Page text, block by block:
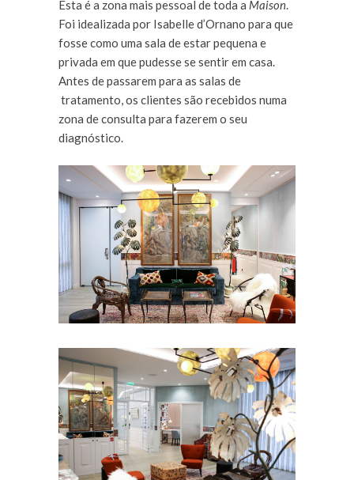
Esta é a zona mais pessoal de toda a Maison.
Foi idealizada por Isabelle d’Ornano para que
fosse como uma sala de estar pequena e
privada em que pudesse se sentir em casa.
Antes de passarem para as salas de
tratamento, os clientes são recebidos numa
zona de consulta para fazerem o seu
diagnóstico.